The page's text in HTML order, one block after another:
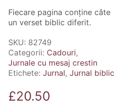
Fiecare pagina conține câte
un verset biblic diferit.
SKU: 82749
Categorii: Cadouri,
Jurnale cu mesaj crestin
Etichete: Jurnal, Jurnal biblic
£20.50